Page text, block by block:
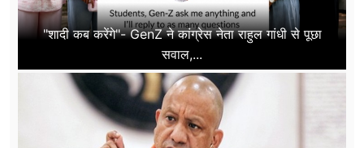
"शादी कब करेंगे"- GenZ ने कांग्रेस नेता राहुल गांधी से पूछा
सवाल,...